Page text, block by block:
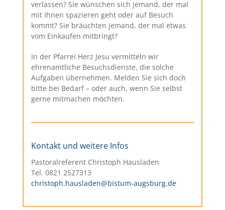
verlassen? Sie wünschen sich jemand, der mal
mit Ihnen spazieren geht oder auf Besuch
kommt? Sie bräuchten jemand, der mal etwas
vom Einkaufen mitbringt?
In der Pfarrei Herz Jesu vermitteln wir
ehrenamtliche Besuchsdienste, die solche
Aufgaben übernehmen. Melden Sie sich doch
bitte bei Bedarf – oder auch, wenn Sie selbst
gerne mitmachen möchten.
Kontakt und weitere Infos
Pastoralreferent Christoph Hausladen
Tel. 0821 2527313
christoph.hausladen@bistum-augsburg.de